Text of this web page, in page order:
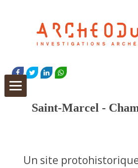
FACEBOOK
TWITTERLINKEDIN
Saint-Marcel -
Un site